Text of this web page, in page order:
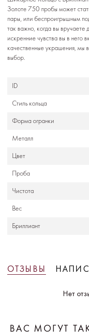
Золоте 750 пробы может
пары, или беспроигрышным
так важно, когда вы
искренние чувства вы в него
качественные украшения, мы
выбор.
ID
Стиль кольца
Формa огранки
Металл
Цвет
Проба
Чистота
Вес
Бриллиант
ОТЗЫВЫ
Нет
ВАС МОГУТ